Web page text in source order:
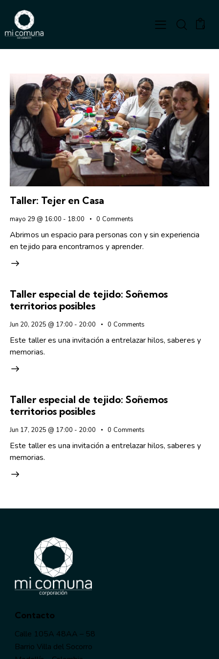
0
Taller: Tejer en Casa
mayo 29 @ 16:00 - 18:00 0 Comments
Abrimos un espacio para personas con y sin experiencia
en tejido para encontrarnos y aprender.
Taller especial de tejido: Soñemos
territorios posibles
Jun 20, 2025 @ 17:00 - 20:00 0 Comments
Este taller es una invitación a entrelazar hilos, saberes y
memorias.
Taller especial de tejido: Soñemos
territorios posibles
Jun 17, 2025 @ 17:00 - 20:00 0 Comments
Este taller es una invitación a entrelazar hilos, saberes y
memorias.
Contacto
Calle 105A 48AA – 58
Barrio Villa del Socorro